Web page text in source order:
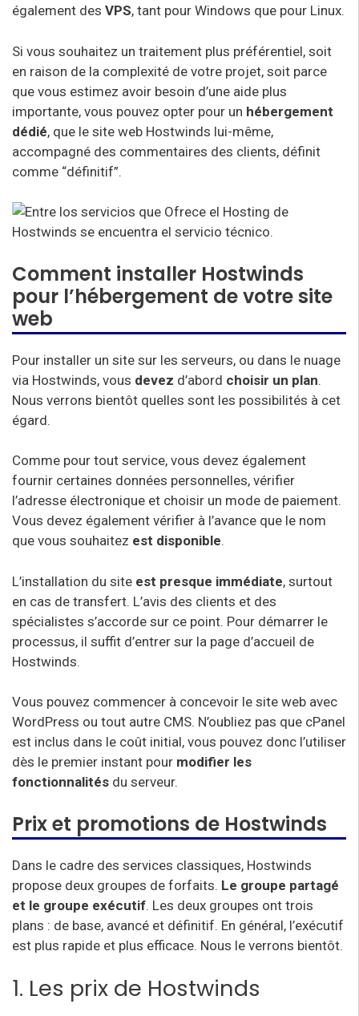
également des VPS, tant pour Windows que pour Linux.
Si vous souhaitez un traitement plus préférentiel, soit
en raison de la complexité de votre projet, soit parce
que vous estimez avoir besoin d’une aide plus
importante, vous pouvez opter pour un hébergement
dédié, que le site web Hostwinds lui-même,
accompagné des commentaires des clients, définit
comme “définitif”.
Comment installer Hostwinds
pour l’hébergement de votre site
web
Pour installer un site sur les serveurs, ou dans le nuage
via Hostwinds, vous devez d’abord choisir un plan.
Nous verrons bientôt quelles sont les possibilités à cet
égard.
Comme pour tout service, vous devez également
fournir certaines données personnelles, vérifier
l’adresse électronique et choisir un mode de paiement.
Vous devez également vérifier à l’avance que le nom
que vous souhaitez est disponible.
L’installation du site est presque immédiate, surtout
en cas de transfert. L’avis des clients et des
spécialistes s’accorde sur ce point. Pour démarrer le
processus, il suffit d’entrer sur la page d’accueil de
Hostwinds.
Vous pouvez commencer à concevoir le site web avec
WordPress ou tout autre CMS. N’oubliez pas que cPanel
est inclus dans le coût initial, vous pouvez donc l’utiliser
dès le premier instant pour modifier les
fonctionnalités du serveur.
Prix et promotions de Hostwinds
Dans le cadre des services classiques, Hostwinds
propose deux groupes de forfaits. Le groupe partagé
et le groupe exécutif. Les deux groupes ont trois
plans : de base, avancé et définitif. En général, l’exécutif
est plus rapide et plus efficace. Nous le verrons bientôt.
1. Les prix de Hostwinds